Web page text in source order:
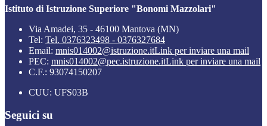
Istituto di Istruzione Superiore "Bonomi Mazzolari"
Via Amadei, 35 - 46100 Mantova (MN)
Tel: Tel. 0376323498 - 0376327684
Email: mnis014002@istruzione.itLink per inviare una mail
PEC: mnis014002@pec.istruzione.itLink per inviare una mail
C.F.: 93074150207
CUU: UFS03B
Seguici su